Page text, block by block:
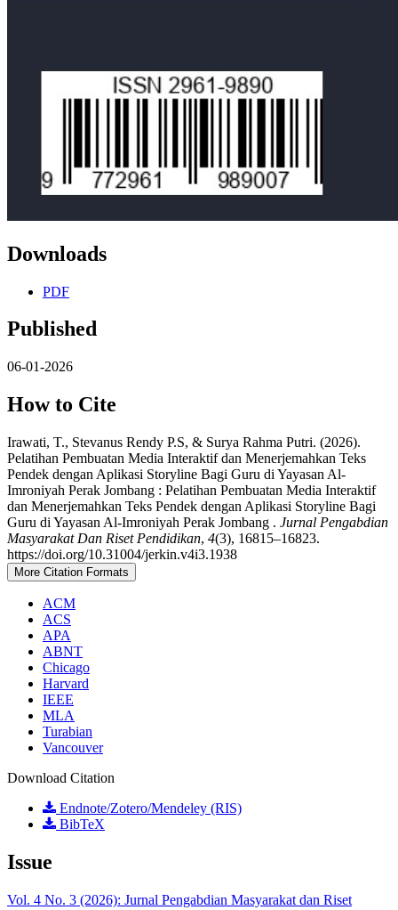
Downloads
PDF
Published
06-01-2026
How to Cite
Irawati, T., Stevanus Rendy P.S, & Surya Rahma Putri. (2026).
Pelatihan Pembuatan Media Interaktif dan Menerjemahkan Teks
Pendek dengan Aplikasi Storyline Bagi Guru di Yayasan Al-
Imroniyah Perak Jombang : Pelatihan Pembuatan Media Interaktif
dan Menerjemahkan Teks Pendek dengan Aplikasi Storyline Bagi
Guru di Yayasan Al-Imroniyah Perak Jombang . Jurnal Pengabdian
Masyarakat Dan Riset Pendidikan, 4(3), 16815–16823.
https://doi.org/10.31004/jerkin.v4i3.1938
More Citation Formats
ACM
ACS
APA
ABNT
Chicago
Harvard
IEEE
MLA
Turabian
Vancouver
Download Citation
Endnote/Zotero/Mendeley (RIS)
BibTeX
Issue
Vol. 4 No. 3 (2026): Jurnal Pengabdian Masyarakat dan Riset